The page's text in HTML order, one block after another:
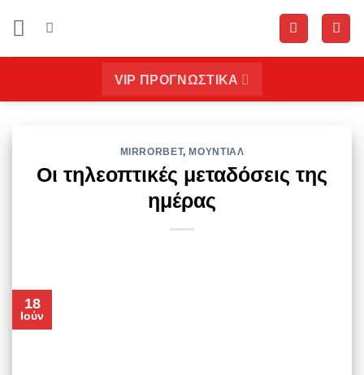
στο
περιεχόμενο
VIP ΠΡΟΓΝΩΣΤΙΚΑ
MIRRORBET, ΜΟΥΝΤΙΑΛ
Οι τηλεοπτικές μεταδόσεις της
ημέρας
18
Ιούν